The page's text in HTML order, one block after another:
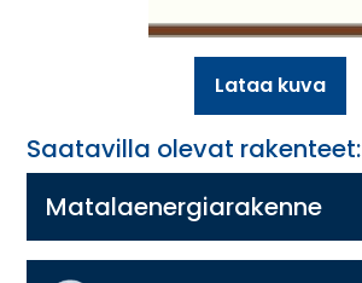
Lataa kuva
Saatavilla olevat rakenteet:
Matalaenergiarakenne